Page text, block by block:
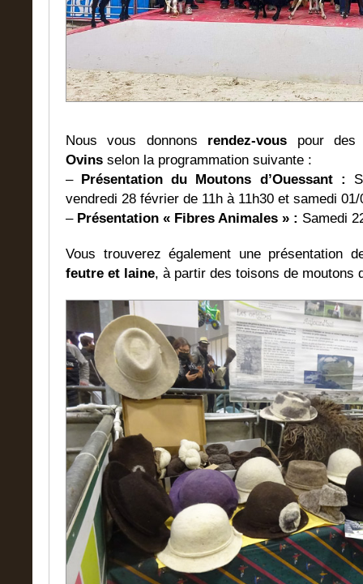
Nous vous donnons rendez-vous pour
Ovins selon la programmation suivante :
– Présentation du Moutons d’Ouessant :
vendredi 28 février de 11h à 11h30 et samedi
– Présentation « Fibres Animales » : Samedi
Vous trouverez également une présentation
feutre et laine, à partir des toisons de moutons